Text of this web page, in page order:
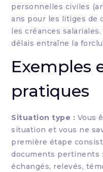
personnelles civiles
ans pour les litiges de
les créances
délais entraîne la
Exemples
pratiques
Situation type : Vous
situation et vous ne
première étape
documents pertinents
échangés, relevés,